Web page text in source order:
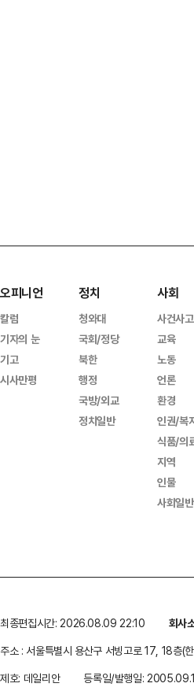
오피니언
칼럼
기자의 눈
기고
시사만평
정치
청와대
국회/정당
북한
행정
국방/외교
정치일반
사회
사건사고
교육
노동
언론
환경
인권/복
식품/의
지역
인물
사회일반
최종편집시간: 2026.08.09 22:10 회사
주소 : 서울특별시 용산구 서빙고로 17, 18층(
제호: 데일리안
등록일/발행일: